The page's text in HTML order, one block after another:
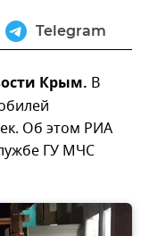
Telegram
Крым. В
Об этом РИА
ГУ МЧС